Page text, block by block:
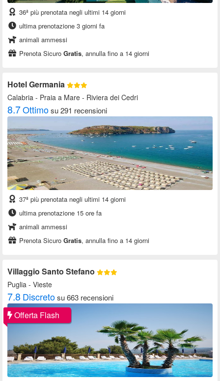
36ª più prenotata negli ultimi 14 giorni
ultima prenotazione 3 giorni fa
animali ammessi
Prenota Sicuro Gratis, annulla fino a 14 giorni
Hotel Germania
Calabria - Praia a Mare - Riviera dei Cedri
8.7Ottimosu 291 recensioni
37ª più prenotata negli ultimi 14 giorni
ultima prenotazione 15 ore fa
animali ammessi
Prenota Sicuro Gratis, annulla fino a 14 giorni
Villaggio Santo Stefano
Puglia - Vieste
7.8 Discretosu 663 recensioni
Offerta Flash